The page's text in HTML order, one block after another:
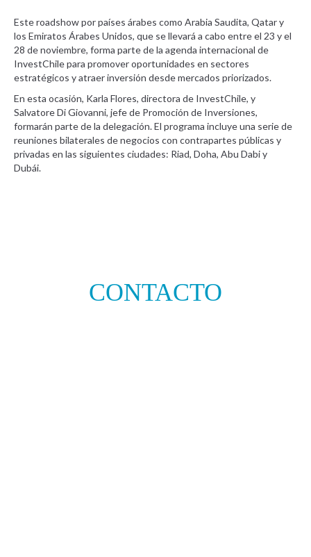
Este roadshow por países árabes como Arabia Saudita, Qatar y
los Emiratos Árabes Unidos, que se llevará a cabo entre el 23 y el
28 de noviembre, forma parte de la agenda internacional de
InvestChile para promover oportunidades en sectores
estratégicos y atraer inversión desde mercados priorizados.
En esta ocasión, Karla Flores, directora de InvestChile, y
Salvatore Di Giovanni, jefe de Promoción de Inversiones,
formarán parte de la delegación. El programa incluye una serie de
reuniones bilaterales de negocios con contrapartes públicas y
privadas en las siguientes ciudades: Riad, Doha, Abu Dabi y
Dubái.
CONTACTO